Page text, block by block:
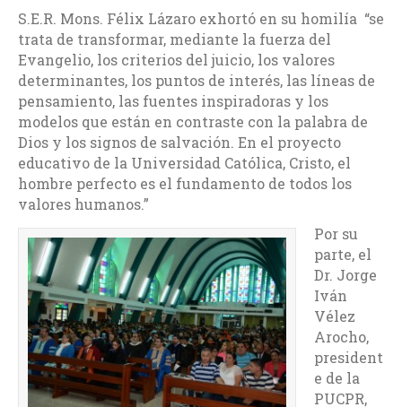
S.E.R. Mons. Félix Lázaro exhortó en su homilía “se
trata de transformar, mediante la fuerza del
Evangelio, los criterios del juicio, los valores
determinantes, los puntos de interés, las líneas de
pensamiento, las fuentes inspiradoras y los
modelos que están en contraste con la palabra de
Dios y los signos de salvación. En el proyecto
educativo de la Universidad Católica, Cristo, el
hombre perfecto es el fundamento de todos los
valores humanos.”
Por su
parte, el
Dr. Jorge
Iván
Vélez
Arocho,
president
e de la
PUCPR,